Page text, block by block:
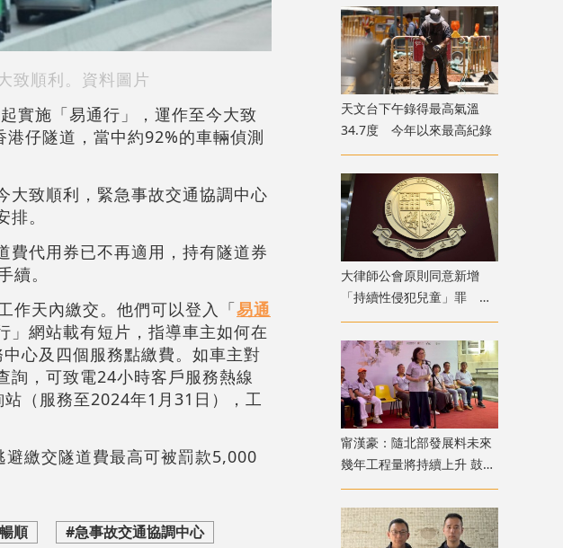
致順利。資料圖片
實施「易通行」，運作至今大致
仔隧道，當中約92%的車輛偵測
大致順利，緊急事故交通協調中心
。
費代用券已不再適用，持有隧道券
續。
作天內繳交。他們可以登入「易通
」網站載有短片，指導車主如何在
心及四個服務點繳費。如車主對
詢，可致電24小時客戶服務熱線
（服務至2024年1月31日），工
繳交隧道費最高可被罰款5,000
順 #急事故交通協調中心
天文台下午錄得最高氣溫
34.7度 今年以來最高紀錄
大律師公會原則同意新增
「持續性侵犯兒童」罪 強
調須有嚴格程序保障措施
甯漢豪：隨北部發展料未來
幾年工程量將持續上升 鼓勵
青年積極裝備自己